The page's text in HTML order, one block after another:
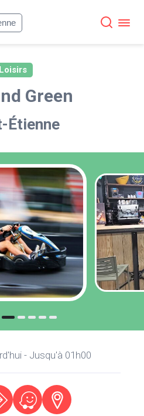
Loisirs
Green
Étienne
- Jusqu'à 01h00